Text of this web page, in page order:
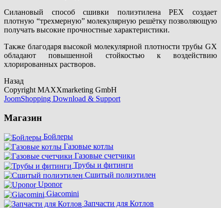
Силановый способ сшивки полиэтилена PEX создает
плотную “трехмерную” молекулярную решётку позволяющую
получать высокие прочностные характеристики.
Также благодаря высокой молекулярной плотности трубы GX
обладают повышенной стойкостью к воздействию
хлорированных растворов.
Назад
Copyright MAXXmarketing GmbH
JoomShopping Download & Support
Магазин
Бойлеры
Газовые котлы
Газовые счетчики
Трубы и фитинги
Сшитый полиэтилен
Uponor
Giacomini
Запчасти для Котлов